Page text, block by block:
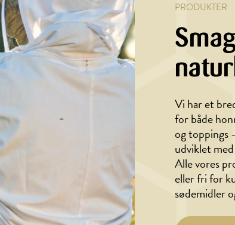
PRODUKTER
Vi har et
for både
og toppings
udviklet
Alle vores
eller fri for
sødemidler